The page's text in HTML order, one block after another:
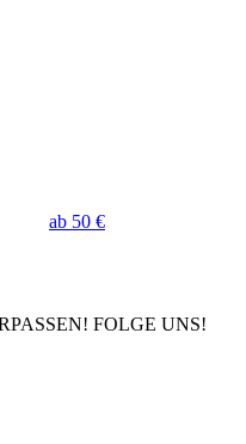
ab 50 €
FOLGE UNS!